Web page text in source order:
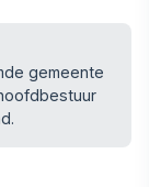
gemeente